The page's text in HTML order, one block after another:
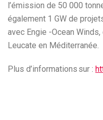
l’émission de 50 000
également 1 GW de
avec Engie -Ocean
Leucate en Méditerranée.
Plus d’informations sur :